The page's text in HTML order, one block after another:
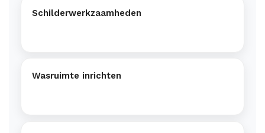
Schilderwerkzaamheden
Wasruimte inrichten